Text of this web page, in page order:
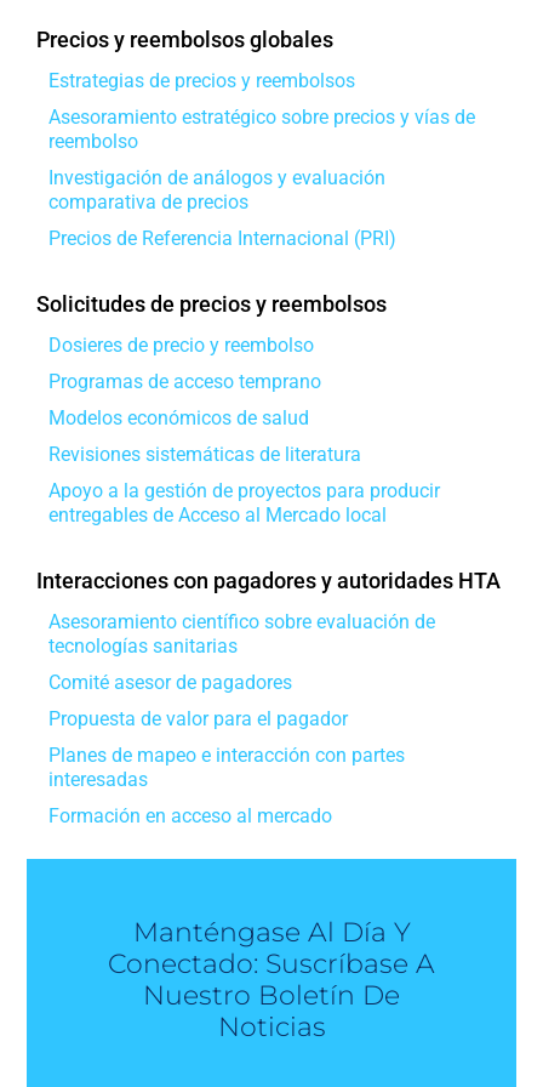
Precios y reembolsos globales
Estrategias de precios y reembolsos
Asesoramiento estratégico sobre precios y vías de
reembolso
Investigación de análogos y evaluación
comparativa de precios
Precios de Referencia Internacional (PRI)
Solicitudes de precios y reembolsos
Dosieres de precio y reembolso
Programas de acceso temprano
Modelos económicos de salud
Revisiones sistemáticas de literatura
Apoyo a la gestión de proyectos para producir
entregables de Acceso al Mercado local
Interacciones con pagadores y autoridades HTA
Asesoramiento científico sobre evaluación de
tecnologías sanitarias
Comité asesor de pagadores
Propuesta de valor para el pagador
Planes de mapeo e interacción con partes
interesadas
Formación en acceso al mercado
Manténgase Al Día Y
Conectado: Suscríbase A
Nuestro Boletín De
Noticias